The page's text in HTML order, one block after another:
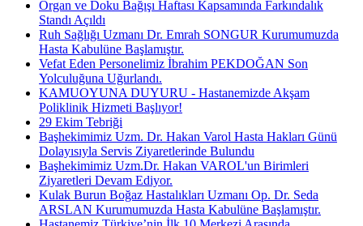
Organ ve Doku Bağışı Haftası Kapsamında Farkındalık
Standı Açıldı
Ruh Sağlığı Uzmanı Dr. Emrah SONGUR Kurumumuzda
Hasta Kabulüne Başlamıştır.
Vefat Eden Personelimiz İbrahim PEKDOĞAN Son
Yolculuğuna Uğurlandı.
KAMUOYUNA DUYURU - Hastanemizde Akşam
Poliklinik Hizmeti Başlıyor!
29 Ekim Tebriği
Başhekimimiz Uzm. Dr. Hakan Varol Hasta Hakları Günü
Dolayısıyla Servis Ziyaretlerinde Bulundu
Başhekimimiz Uzm.Dr. Hakan VAROL'un Birimleri
Ziyaretleri Devam Ediyor.
Kulak Burun Boğaz Hastalıkları Uzmanı Op. Dr. Seda
ARSLAN Kurumumuzda Hasta Kabulüne Başlamıştır.